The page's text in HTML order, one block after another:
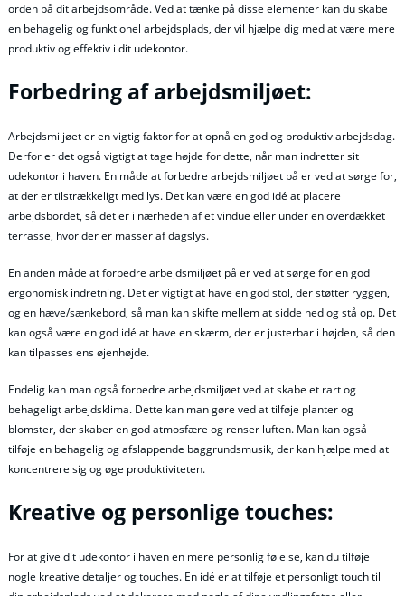
orden på dit arbejdsområde. Ved at tænke på disse elementer kan du skabe
en behagelig og funktionel arbejdsplads, der vil hjælpe dig med at være mere
produktiv og effektiv i dit udekontor.
Forbedring af arbejdsmiljøet:
Arbejdsmiljøet er en vigtig faktor for at opnå en god og produktiv arbejdsdag.
Derfor er det også vigtigt at tage højde for dette, når man indretter sit
udekontor i haven. En måde at forbedre arbejdsmiljøet på er ved at sørge for,
at der er tilstrækkeligt med lys. Det kan være en god idé at placere
arbejdsbordet, så det er i nærheden af et vindue eller under en overdækket
terrasse, hvor der er masser af dagslys.
En anden måde at forbedre arbejdsmiljøet på er ved at sørge for en god
ergonomisk indretning. Det er vigtigt at have en god stol, der støtter ryggen,
og en hæve/sænkebord, så man kan skifte mellem at sidde ned og stå op. Det
kan også være en god idé at have en skærm, der er justerbar i højden, så den
kan tilpasses ens øjenhøjde.
Endelig kan man også forbedre arbejdsmiljøet ved at skabe et rart og
behageligt arbejdsklima. Dette kan man gøre ved at tilføje planter og
blomster, der skaber en god atmosfære og renser luften. Man kan også
tilføje en behagelig og afslappende baggrundsmusik, der kan hjælpe med at
koncentrere sig og øge produktiviteten.
Kreative og personlige touches:
For at give dit udekontor i haven en mere personlig følelse, kan du tilføje
nogle kreative detaljer og touches. En idé er at tilføje et personligt touch til